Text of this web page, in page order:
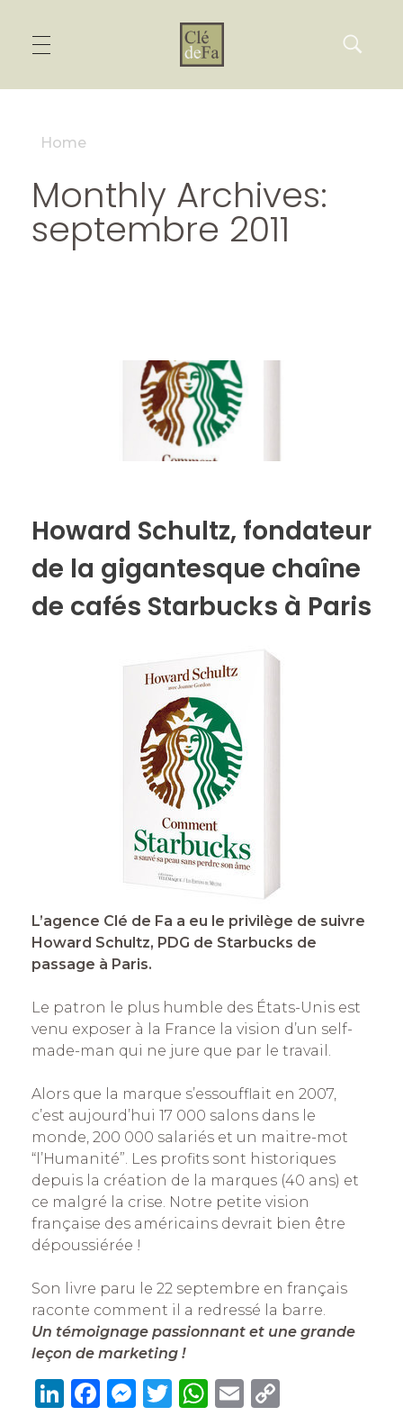
Home
Monthly Archives:
septembre 2011
Howard Schultz, fondateur
de la gigantesque chaîne
de cafés Starbucks à Paris
L’agence Clé de Fa a eu le privilège de suivre
Howard Schultz, PDG de Starbucks de
passage à Paris.
Le patron le plus humble des États-Unis est
venu exposer à la France la vision d’un self-
made-man qui ne jure que par le travail.
Alors que la marque s’essoufflait en 2007,
c’est aujourd’hui 17 000 salons dans le
monde, 200 000 salariés et un maitre-mot
“l’Humanité”. Les profits sont historiques
depuis la création de la marques (40 ans) et
ce malgré la crise. Notre petite vision
française des américains devrait bien être
dépoussiérée !
Son livre paru le 22 septembre en français
raconte comment il a redressé la barre.
Un témoignage passionnant et une grande
leçon de marketing !
Li F
M T
W E